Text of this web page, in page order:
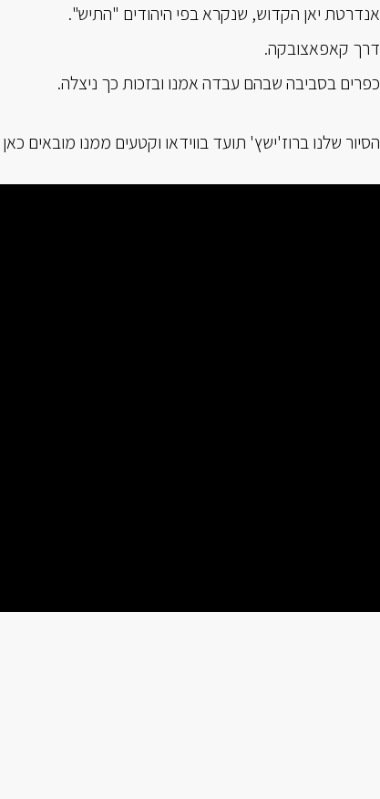
אנדרטת יאן הקדוש, שנקרא בפי היהודים "התיש".
דרך קאפאצובקה.
כפרים בסביבה שבהם עבדה אמנו ובזכות כך ניצלה.
הסיור שלנו ברוז'ישץ' תועד בווידאו וקטעים ממנו מובאים